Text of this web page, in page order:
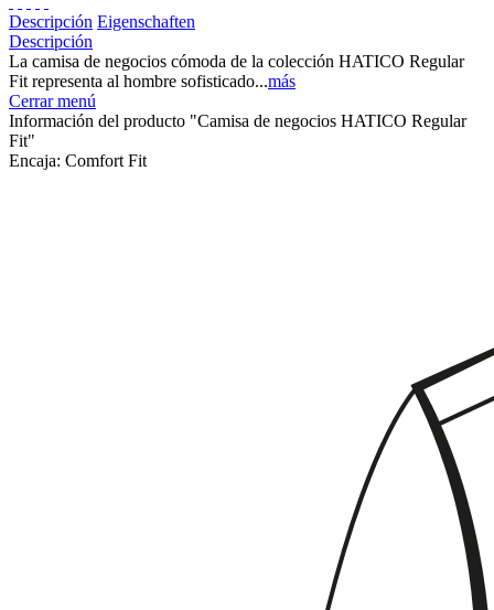
Descripción Eigenschaften
Descripción
La camisa de negocios cómoda de la colección HATICO Regular
Fit representa al hombre sofisticado...más
Cerrar menú
Información del producto "Camisa de negocios HATICO Regular
Fit"
Encaja: Comfort Fit